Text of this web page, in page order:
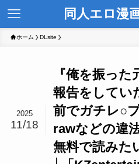
同人エロ漫
ホーム DLsite
『俺を振っ
報告をしてい
前でガチレ○
rawなどの違
無料で読みた
2025
11/18